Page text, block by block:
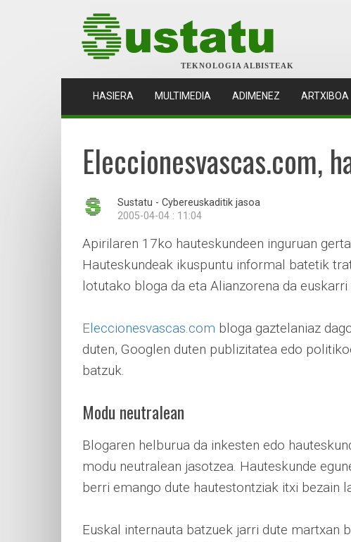
TEKNOLOGIA ALBISTEAK
HASIERA (CURRENT)
MULTIMEDIA ADIMENEZ ARTXIBOA
Eleccionesvascas.com,
Sustatu - Cybereuskaditik jasoa
2005-04-04 : 11:04
Apirilaren 17ko hauteskundeen inguruan
Hauteskundeak ikuspuntu informal batetik
lotutako bloga da eta Alianzorena da euskarri
Eleccionesvascas.com bloga gaztelaniaz
duten, Googlen duten publizitatea edo
batzuk.
Modu neutralean
Blogaren helburua da inkesten edo
modu neutralean jasotzea. Hauteskunde
berri emango dute hautestontziak itxi bezain
Euskal internauta batzuek jarri dute martxan